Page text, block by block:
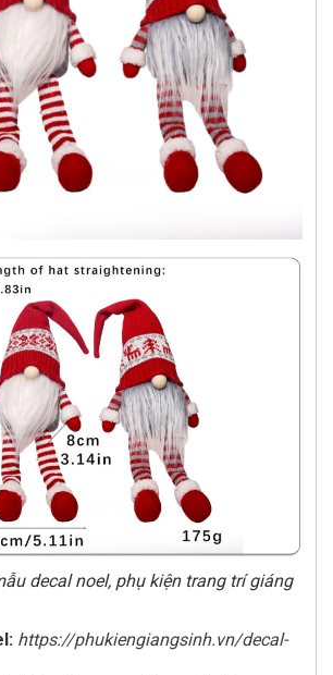
decal noel, phụ kiện trang trí giáng
https://phukiengiangsinh.vn/decal-